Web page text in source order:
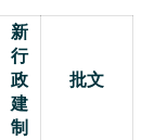
新
行
政
建
制
批文